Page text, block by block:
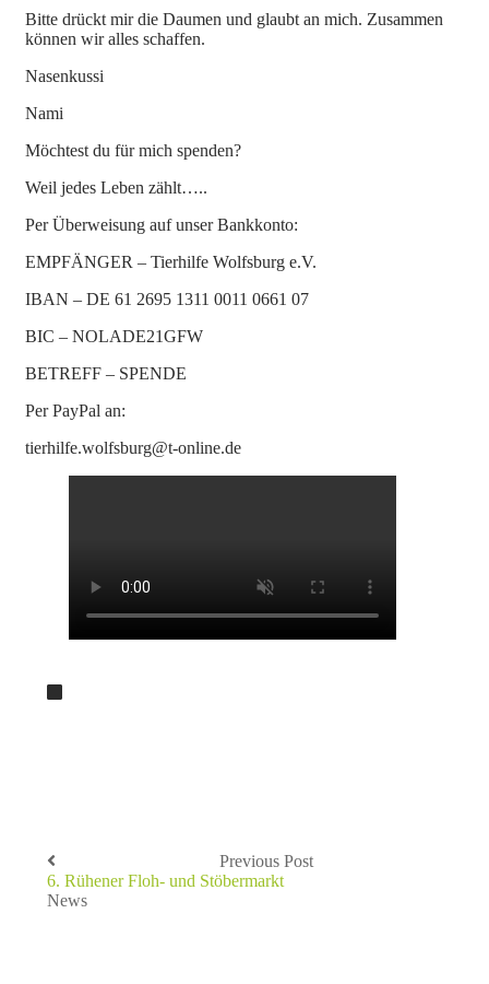
Bitte drückt mir die Daumen und glaubt an mich. Zusammen
können wir alles schaffen.
Nasenkussi
Nami
Möchtest du für mich spenden?
Weil jedes Leben zählt…..
Per Überweisung auf unser Bankkonto:
EMPFÄNGER – Tierhilfe Wolfsburg e.V.
IBAN – DE 61 2695 1311 0011 0661 07
BIC – NOLADE21GFW
BETREFF – SPENDE
Per PayPal an:
tierhilfe.wolfsburg@t-online.de
Previous Post
6. Rühener Floh- und Stöbermarkt
News